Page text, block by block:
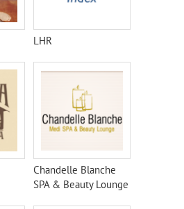
LHR
Chandelle Blanche
SPA & Beauty Lounge